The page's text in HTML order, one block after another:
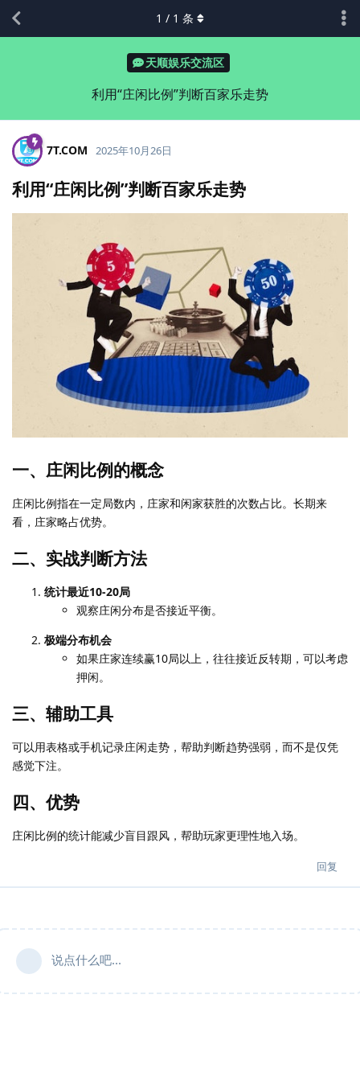
天顺娱乐交流区
利用“庄闲比例”判断百家乐走势
1 / 1 条
7T.​COM 2025年10月26日
利用“庄闲比例”判断百家乐走势
一、庄闲比例的概念
庄闲比例指在一定局数内，庄家和闲家获胜的次数占比。长期来
看，庄家略占优势。
二、实战判断方法
统计最近10-20局
观察庄闲分布是否接近平衡。
极端分布机会
如果庄家连续赢10局以上，往往接近反转期，可以考虑
押闲。
三、辅助工具
可以用表格或手机记录庄闲走势，帮助判断趋势强弱，而不是仅凭
感觉下注。
四、优势
庄闲比例的统计能减少盲目跟风，帮助玩家更理性地入场。
回复
说点什么吧...